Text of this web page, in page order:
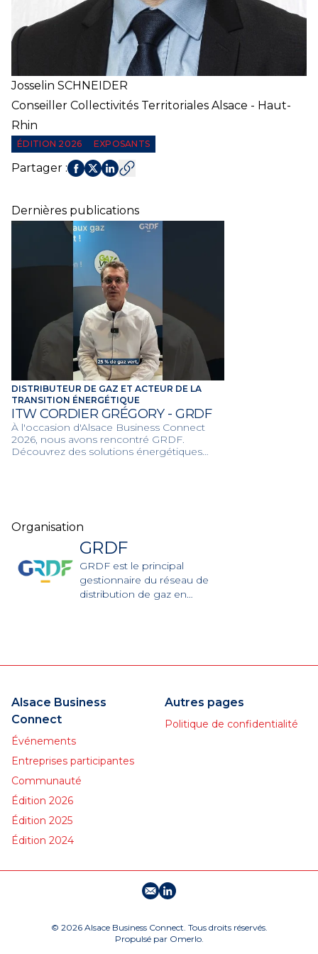
Josselin SCHNEIDER
Conseiller Collectivités Territoriales Alsace - Haut-
Rhin
ÉDITION 2026 EXPOSANTS
Partager :
Dernières publications
DISTRIBUTEUR DE GAZ ET ACTEUR DE LA
TRANSITION ÉNERGÉTIQUE
ITW CORDIER GRÉGORY - GRDF
À l'occasion d'Alsace Business Connect
2026, nous avons rencontré GRDF.
Découvrez des solutions énergétiques
Organisation
GRDF
GRDF est le principal
gestionnaire du réseau de
distribution de gaz en
Alsace Business
Connect
Événements
Entreprises participantes
Communauté
Édition 2026
Édition 2025
Édition 2024
Autres pages
Politique de confidentialité
E-mailProfil LinkedIn
© 2026 Alsace Business Connect. Tous droits réservés.
Propulsé par Omerlo.